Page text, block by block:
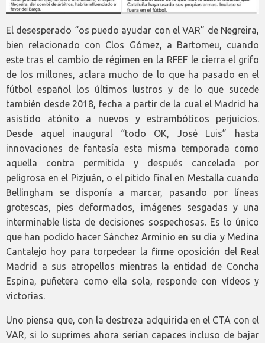
El desesperado “os puedo ayudar con el VAR” de Negreira,
bien relacionado con Clos Gómez, a Bartomeu, cuando
este tras el cambio de régimen en la RFEF le cierra el grifo
de los millones, aclara mucho de lo que ha pasado en el
fútbol español los últimos lustros y de lo que sucede
también desde 2018, fecha a partir de la cual el Madrid ha
asistido atónito a nuevos y estrambóticos perjuicios.
Desde aquel inaugural “todo OK, José Luis” hasta
innovaciones de fantasía esta misma temporada como
aquella contra permitida y después cancelada por
peligrosa en el Pizjuán, o el pitido final en Mestalla cuando
Bellingham se disponía a marcar, pasando por líneas
grotescas, pies deformados, imágenes sesgadas y una
interminable lista de decisiones sospechosas. Es lo único
que han podido hacer Sánchez Arminio en su día y Medina
Cantalejo hoy para torpedear la firme oposición del Real
Madrid a sus atropellos mientras la entidad de Concha
Espina, puñetera como ella sola, responde con vídeos y
victorias.
Uno piensa que, con la destreza adquirida en el CTA con el
VAR, si lo suprimes ahora serían capaces incluso de bajar